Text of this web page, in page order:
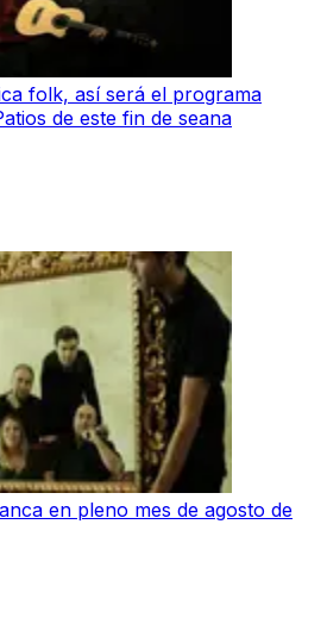
folk, así será el programa
de este fin de seana
en pleno mes de agosto de